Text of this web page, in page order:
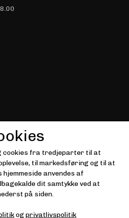
via e-mail
Tilmeld
cookies fra tredjeparter til at
til markedsføring og til at
anvendes af
dit samtykke ved at
på siden.
og privatlivspolitik